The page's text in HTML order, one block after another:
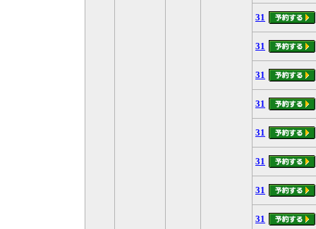
31
31
31
31
31
31
31
31